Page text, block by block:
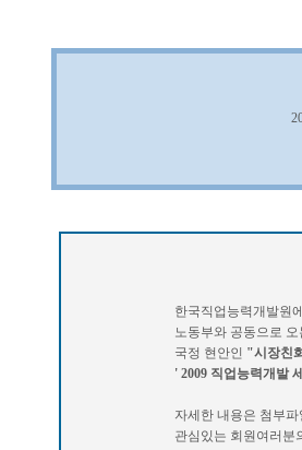
한국직업능력개발원에서는 9
노동부와 공동으로 오
국정 현안인 "시장친
' 2009 직업능력개발
자세한 내용은 첨부파일을
관심있는 회원여러분의 많